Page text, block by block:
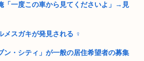
ト先のJDに飲みに誘われる！！！
寄せ書き書こうとか言い出した
「一度この車から見てくださいよ」→見
メスガキが発見される ‍♀
ン・シティ」が一般の居住希望者の募集